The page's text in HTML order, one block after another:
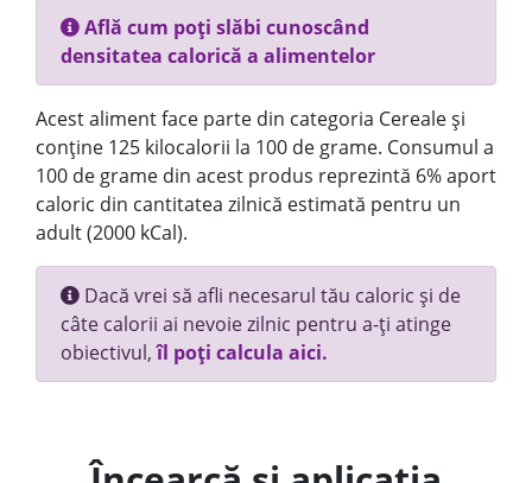
Află cum poți slăbi cunoscând
densitatea calorică a alimentelor
Acest aliment face parte din categoria Cereale și
conține 125 kilocalorii la 100 de grame. Consumul a
100 de grame din acest produs reprezintă 6% aport
caloric din cantitatea zilnică estimată pentru un
adult (2000 kCal).
Dacă vrei să afli necesarul tău caloric și de
câte calorii ai nevoie zilnic pentru a-ți atinge
obiectivul,îl poți calcula aici.